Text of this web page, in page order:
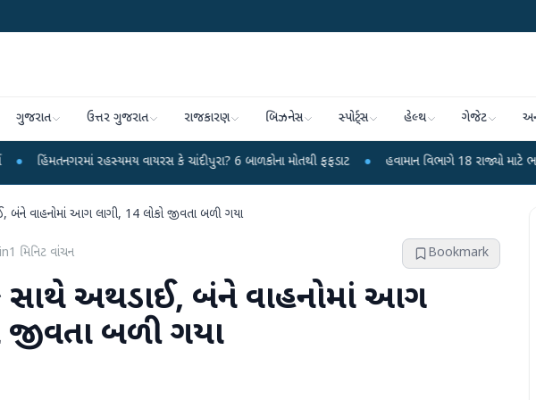
ગુજરાત ઉત્તર ગુજરાત રાજકારણ બિઝનેસ સ્પોર્ટ્સ હેલ્થ ગેજેટ
રહસ્યમય વાયરસ કે ચાંદીપુરા? 6 બાળકોના મોતથી ફફડાટ ● હવામાન વિભાગે 18 રાજ્યો માટે ભારે વરસાદની
બંને વાહનોમાં આગ લાગી, 14 લોકો જીવતા બળી ગયા
1 મિનિટ વાંચન Bookmark
સાથે અથડાઈ, બંને વાહનોમાં આગ
જીવતા બળી ગયા